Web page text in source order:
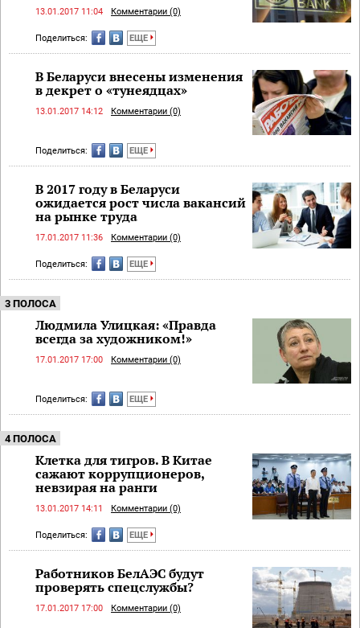
13.01.2017 11:04 Комментарии (0)
Поделиться: ЕЩЕ
В Беларуси внесены изменения
в декрет о «тунеядцах»
13.01.2017 14:12 Комментарии (0)
Поделиться: ЕЩЕ
В 2017 году в Беларуси
ожидается рост числа вакансий
на рынке труда
17.01.2017 11:36 Комментарии (0)
Поделиться: ЕЩЕ
3 ПОЛОСА
Людмила Улицкая: «Правда
всегда за художником!»
17.01.2017 17:00 Комментарии (0)
Поделиться: ЕЩЕ
4 ПОЛОСА
Клетка для тигров. В Китае
сажают коррупционеров,
невзирая на ранги
13.01.2017 14:11 Комментарии (0)
Поделиться: ЕЩЕ
Работников БелАЭС будут
проверять спецслужбы?
17.01.2017 17:00 Комментарии (0)